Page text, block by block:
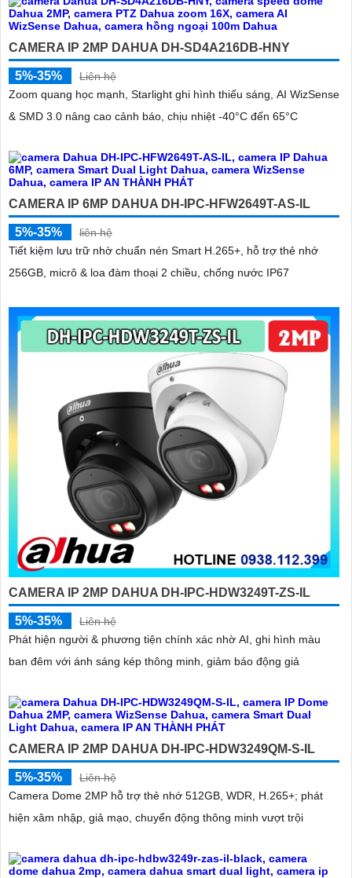
CAMERA IP 2MP DAHUA DH-SD4A216DB-HNY
5%-35%
Liên hệ
Zoom quang học mạnh, Starlight ghi hình thiếu sáng, AI WizSense
& SMD 3.0 nâng cao cảnh báo, chịu nhiệt -40°C đến 65°C
CAMERA IP 6MP DAHUA DH-IPC-HFW2649T-AS-IL
5%-35%
liên hệ
Tiết kiệm lưu trữ nhờ chuẩn nén Smart H.265+, hỗ trợ thẻ nhớ
256GB, micrô & loa đàm thoại 2 chiều, chống nước IP67
CAMERA IP 2MP DAHUA DH-IPC-HDW3249T-ZS-IL
5%-35%
Liên hệ
Phát hiện người & phương tiện chính xác nhờ AI, ghi hình màu
ban đêm với ánh sáng kép thông minh, giảm báo động giả
CAMERA IP 2MP DAHUA DH-IPC-HDW3249QM-S-IL
5%-35%
Liên hệ
Camera Dome 2MP hỗ trợ thẻ nhớ 512GB, WDR, H.265+; phát
hiện xâm nhập, giả mạo, chuyển động thông minh vượt trội